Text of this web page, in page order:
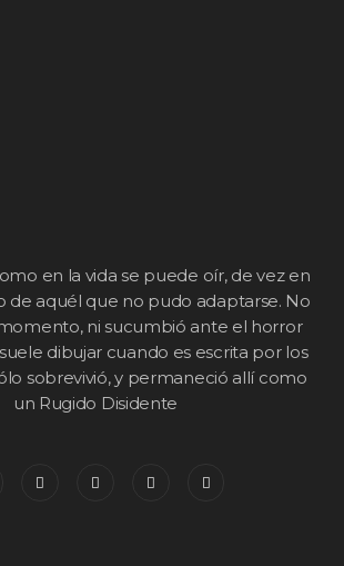
en la vida se puede oír, de vez en
de aquél que no pudo adaptarse. No
ni sucumbió ante el horror
dibujar cuando es escrita por los
sobrevivió, y permaneció allí como
un Rugido Disidente